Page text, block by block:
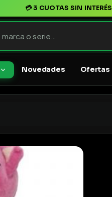
💳3 CUOTAS SIN INTERÉS
Novedades Ofertas